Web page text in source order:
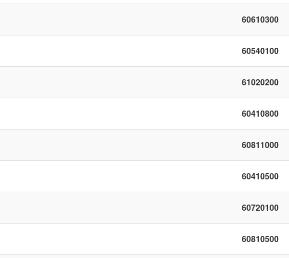
60610300
60540100
61020200
60410800
60811000
60410500
60720100
60810500